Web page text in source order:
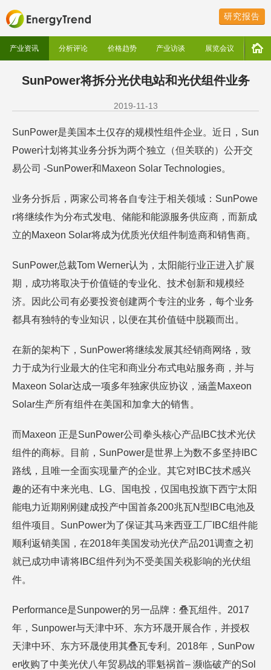
研究报告
产业资讯 分析评论 价格趋势 产业访谈 展览会议
SunPower将拆分光伏电站和光伏组件业务
2019-11-13
SunPower是美国本土仅存的规模性组件企业。近日，Sun
Power计划将其业务分拆为两个独立（但关联的）公开交
易公司 -SunPower和Maxeon Solar Technologies。
业务分拆后，两家公司将各自专注于相关领域：SunPowe
r将继续作为分布式发电、储能和能源服务供应商，而新成
立的Maxeon Solar将成为优质光伏组件制造商和销售商。
SunPower总裁Tom Werner认为，太阳能行业正进入扩展
期，成功将取决于价值链的专业化、技术创新和规模经
济。因此公司有必要投资创建两个专注的业务，每个业务
都具有独特的专业知识，以便在其价值链中脱颖而出。
在新的架构下，SunPower将继续发展其经销商网络，致
力于成为行业最大的住宅和商业分布式电站服务商，并与
Maxeon Solar达成一项多年独家供应协议，涵盖Maxeon
Solar生产所有组件在美国和加拿大的销售。
而Maxeon 正是SunPower公司拳头核心产品IBC技术光伏
组件的商标。目前，SunPower是世界上为数不多坚持IBC
路线，且唯一全面实现量产的企业。其它对IBC技术感兴
趣的还有中来光电、LG、国电投，仅国电投旗下西宁太阳
能电力近期刚刚建成投产中国首条200兆瓦N型IBC电池及
组件项目。SunPower为了保证其马来西亚工厂IBC组件能
顺利返销美国，在2018年美国发动光伏产品201调查之初
就已成功申请将IBC组件列为不受美国关税影响的光伏组
件。
Performance是Sunpower的另一品牌：叠瓦组件。2017
年，Sunpower与天津中环、东方环晟开展合作，并授权
天津中环、东方环晟使用其叠瓦专利。2018年，SunPow
er收购了中美光伏八年贸易战的罪魁祸首– 濒临破产的Sol